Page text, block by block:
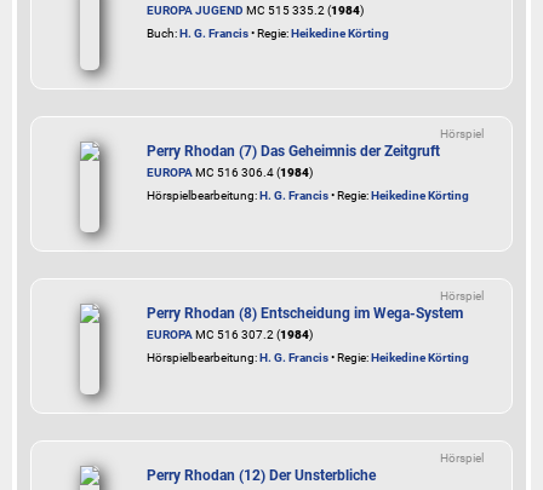
EUROPA JUGEND MC 515 335.2 (1984)
Buch:H. G. Francis• Regie:Heikedine Körting
Hörspiel
Perry Rhodan (7) Das Geheimnis der Zeitgruft
EUROPAMC 516 306.4 (1984)
Hörspielbearbeitung:H. G. Francis• Regie:Heikedine Körting
Hörspiel
Perry Rhodan (8) Entscheidung im Wega-System
EUROPAMC 516 307.2 (1984)
Hörspielbearbeitung:H. G. Francis• Regie:Heikedine Körting
Hörspiel
Perry Rhodan (12) Der Unsterbliche